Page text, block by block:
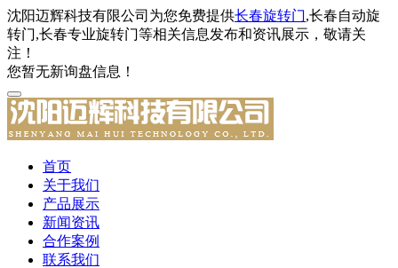
沈阳迈辉科技有限公司为您免费提供长春旋转门,长春自动旋
转门,长春专业旋转门等相关信息发布和资讯展示，敬请关
注！
您暂无新询盘信息！
首页
关于我们
产品展示
新闻资讯
合作案例
联系我们